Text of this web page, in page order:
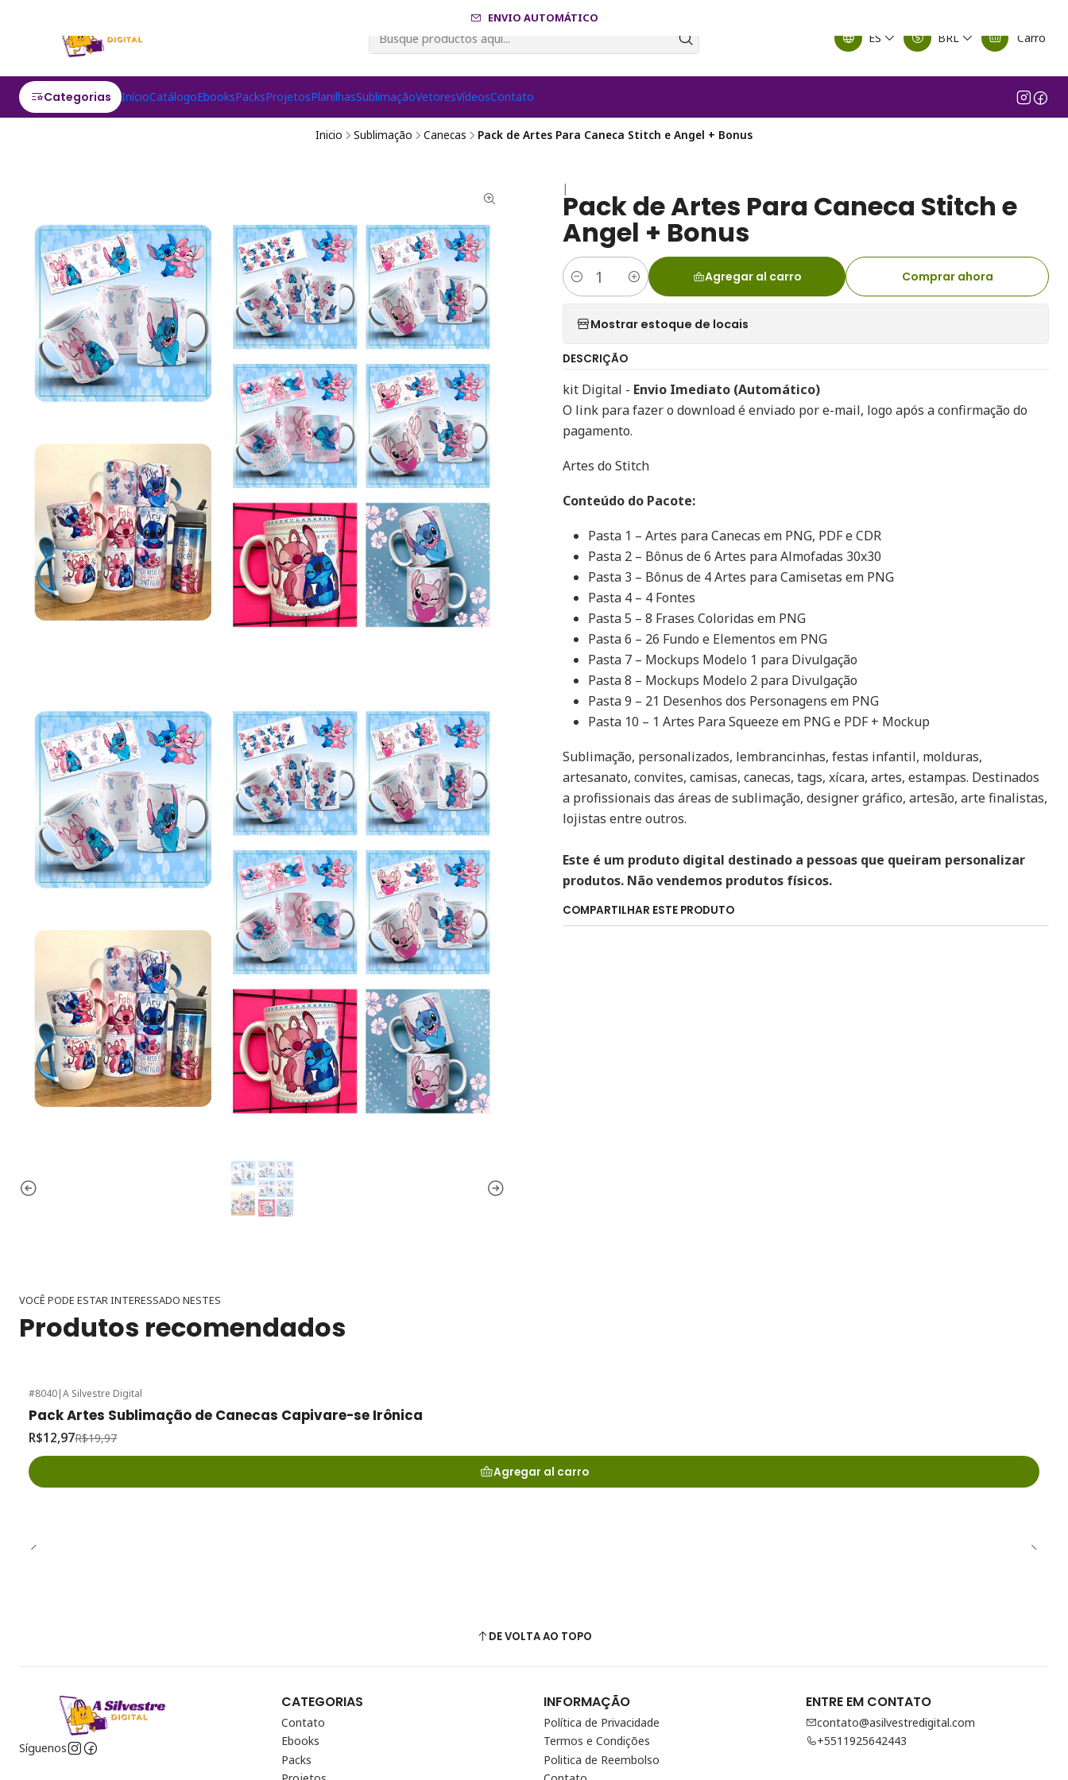
ES BRL Carro
Categorias InícioCatálogoEbooksPacksProjetosPlanilhasSublimaçãoVetoresVídeosContato
ENVIO AUTOMÁTICO
Inicio Sublimação Canecas Pack de Artes Para Caneca Stitch e Angel + Bonus
|
Pack de Artes Para Caneca Stitch e
Angel + Bonus
Cantidad
Agregar al carro Comprar ahora
Mostrar estoque de locais
DESCRIÇÃO
kit Digital - Envio Imediato (Automático)
O link para fazer o download é enviado por e-mail, logo após a confirmação do
pagamento.
Artes do Stitch
Conteúdo do Pacote:
Pasta 1 – Artes para Canecas em PNG, PDF e CDR
Pasta 2 – Bônus de 6 Artes para Almofadas 30x30
Pasta 3 – Bônus de 4 Artes para Camisetas em PNG
Pasta 4 – 4 Fontes
Pasta 5 – 8 Frases Coloridas em PNG
Pasta 6 – 26 Fundo e Elementos em PNG
Pasta 7 – Mockups Modelo 1 para Divulgação
Pasta 8 – Mockups Modelo 2 para Divulgação
Pasta 9 – 21 Desenhos dos Personagens em PNG
Pasta 10 – 1 Artes Para Squeeze em PNG e PDF + Mockup
Sublimação, personalizados, lembrancinhas, festas infantil, molduras,
artesanato, convites, camisas, canecas, tags, xícara, artes, estampas. Destinados
a profissionais das áreas de sublimação, designer gráfico, artesão, arte finalistas,
lojistas entre outros.
Este é um produto digital destinado a pessoas que queiram personalizar
produtos. Não vendemos produtos físicos.
COMPARTILHAR ESTE PRODUTO
VOCÊ PODE ESTAR INTERESSADO NESTES
Produtos recomendados
#8040|A Silvestre Digital
Pack Artes Sublimação de Canecas Capivare-se Irônica
R$12,97R$19,97
Agregar al carro
DE VOLTA AO TOPO
Síguenos
CATEGORIAS
Contato
Ebooks
Packs
INFORMAÇÃO
Política de Privacidade
Termos e Condições
Politica de Reembolso
ENTRE EM CONTATO
contato@asilvestredigital.com
+5511925642443